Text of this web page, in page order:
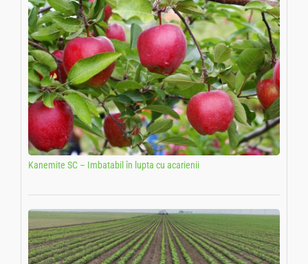
Kanemite SC – Imbatabil în lupta cu acarienii